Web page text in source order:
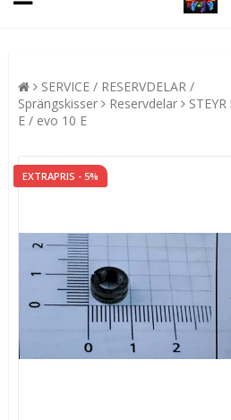
SERVICE / RESERVDELAR /
Sprängskisser
Reservdelar STEYR
E / evo 10 E
EXTRAPRIS - 5%